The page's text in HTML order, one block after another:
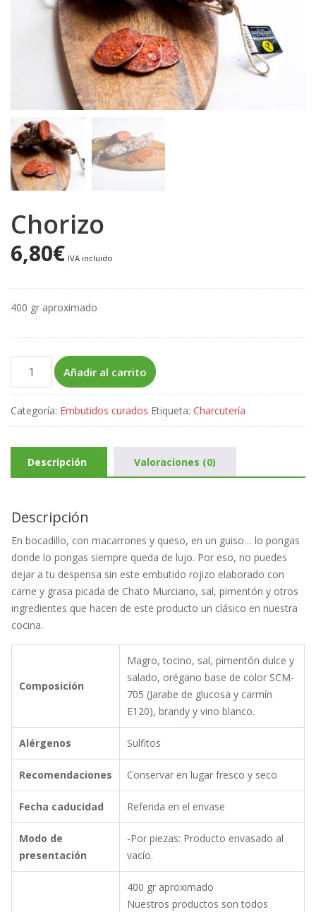
Chorizo
6,80€ IVA incluido
400 gr aproximado
cantidad
Añadir al carrito
Categoría: Embutidos curados Etiqueta: Charcutería
Descripción Valoraciones (0)
Descripción
En bocadillo, con macarrones y queso, en un guiso… lo pongas
donde lo pongas siempre queda de lujo. Por eso, no puedes
dejar a tu despensa sin este embutido rojizo elaborado con
carne y grasa picada de Chato Murciano, sal, pimentón y otros
ingredientes que hacen de este producto un clásico en nuestra
cocina.
Composición
Magro, tocino, sal, pimentón dulce y
salado, orégano base de color SCM-
705 (Jarabe de glucosa y carmín
E120), brandy y vino blanco.
Alérgenos Sulfitos
Recomendaciones Conservar en lugar fresco y seco
Fecha caducidad Referida en el envase
Modo de
presentación
-Por piezas: Producto envasado al
vacío.
400 gr aproximado
Nuestros productos son todos